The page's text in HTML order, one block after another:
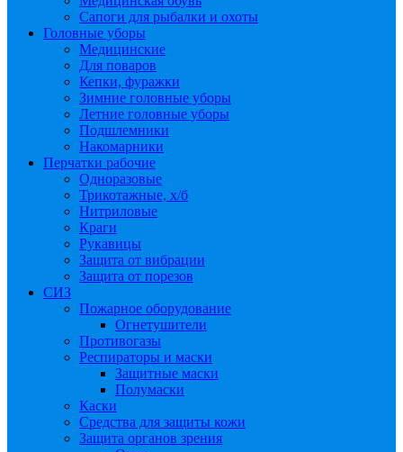
Сапоги для рыбалки и охоты
Головные уборы
Медицинские
Для поваров
Кепки, фуражки
Зимние головные уборы
Летние головные уборы
Подшлемники
Накомарники
Перчатки рабочие
Одноразовые
Трикотажные, х/б
Нитриловые
Краги
Рукавицы
Защита от вибрации
Защита от порезов
СИЗ
Пожарное оборудование
Огнетушители
Противогазы
Респираторы и маски
Защитные маски
Полумаски
Каски
Средства для защиты кожи
Защита органов зрения